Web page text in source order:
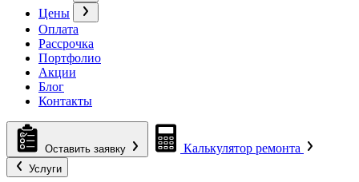
Цены
Оплата
Рассрочка
Портфолио
Акции
Блог
Контакты
Оставить заявку Калькулятор ремонта
Услуги